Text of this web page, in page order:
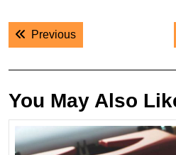
Navigare
în
PreviousPrevious post:
You May Also